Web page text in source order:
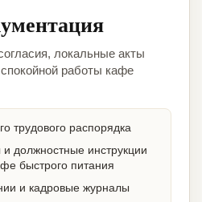
локальные акты
работы кафе
трудового распорядка
должностные инструкции
быстрого питания
и кадровые журналы